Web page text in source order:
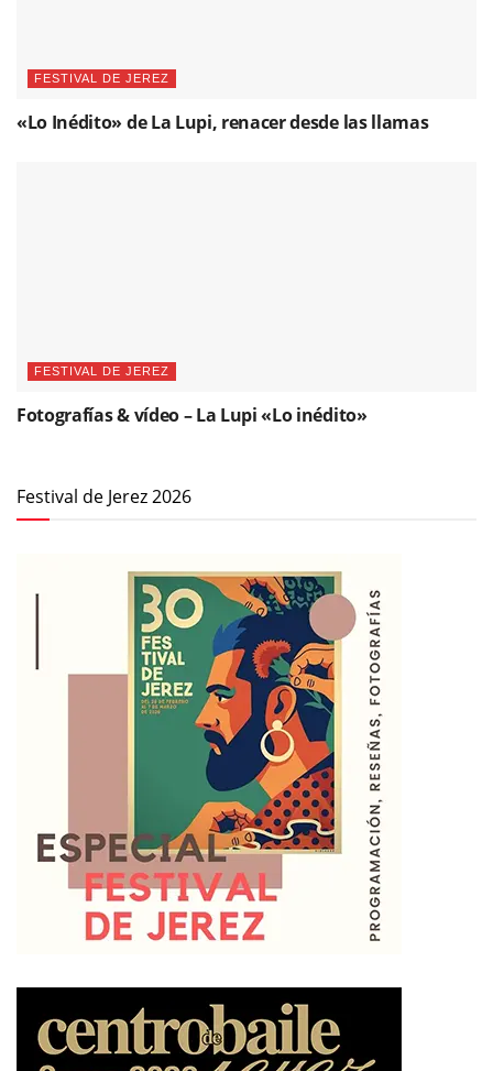
FESTIVAL DE JEREZ
«Lo Inédito» de La Lupi, renacer desde las llamas
FESTIVAL DE JEREZ
Fotografías & vídeo – La Lupi «Lo inédito»
Festival de Jerez 2026